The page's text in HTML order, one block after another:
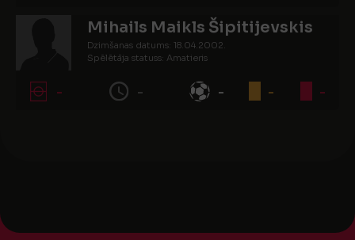
Mihails Maikls Šipitijevskis
Dzimšanas datums: 18.04.2002.
Spēlētāja statuss: Amatieris
- - - - -